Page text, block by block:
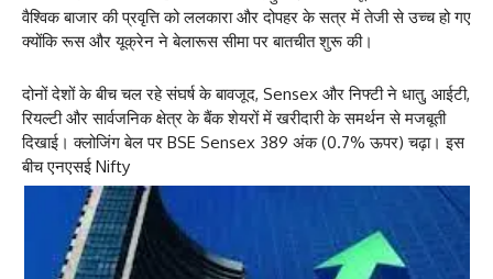
वैश्विक बाजार की प्रवृत्ति को ललकारा और दोपहर के सत्र में तेजी से उच्च हो गए
क्योंकि रूस और यूक्रेन ने बेलारूस सीमा पर बातचीत शुरू की।
दोनों देशों के बीच चल रहे संघर्ष के बावजूद, Sensex और निफ्टी ने धातु, आईटी,
रियल्टी और सार्वजनिक क्षेत्र के बैंक शेयरों में खरीदारी के समर्थन से मजबूती
दिखाई। क्लोजिंग बेल पर BSE Sensex 389 अंक (0.7% ऊपर) चढ़ा। इस
बीच एनएसई Nifty